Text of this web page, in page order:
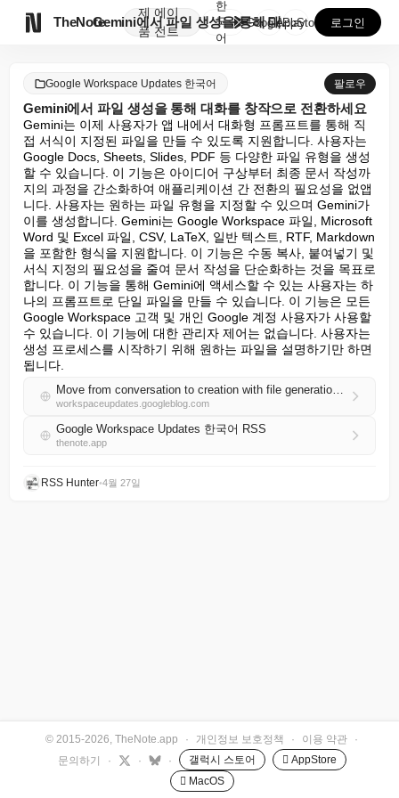
TheNote
제
품
에이
전트
Gemini에서 파일 생성을 통해 대화를 창작으로 전환...
한
국
어
GooglePlay
AppStore 로그인
Google Workspace Updates 한국어 팔로우
Gemini에서 파일 생성을 통해 대화를 창작으로 전환하세요
Gemini는 이제 사용자가 앱 내에서 대화형 프롬프트를 통해 직
접 서식이 지정된 파일을 만들 수 있도록 지원합니다. 사용자는
Google Docs, Sheets, Slides, PDF 등 다양한 파일 유형을 생성
할 수 있습니다. 이 기능은 아이디어 구상부터 최종 문서 작성까
지의 과정을 간소화하여 애플리케이션 간 전환의 필요성을 없앱
니다. 사용자는 원하는 파일 유형을 지정할 수 있으며 Gemini가
이를 생성합니다. Gemini는 Google Workspace 파일, Microsoft
Word 및 Excel 파일, CSV, LaTeX, 일반 텍스트, RTF, Markdown
을 포함한 형식을 지원합니다. 이 기능은 수동 복사, 붙여넣기 및
서식 지정의 필요성을 줄여 문서 작성을 단순화하는 것을 목표로
합니다. 이 기능을 통해 Gemini에 액세스할 수 있는 사용자는 하
나의 프롬프트로 단일 파일을 만들 수 있습니다. 이 기능은 모든
Google Workspace 고객 및 개인 Google 계정 사용자가 사용할
수 있습니다. 이 기능에 대한 관리자 제어는 없습니다. 사용자는
생성 프로세스를 시작하기 위해 원하는 파일을 설명하기만 하면
됩니다.
Move from conversation to creation with file generation in Gemini
workspaceupdates.googleblog.com
Google Workspace Updates 한국어 RSS
thenote.app
RSS Hunter•4월 27일
© 2015-2026, TheNote.app · 개인정보 보호정책 · 이용 약관
·
문의하기
· · · 갤럭시 스토어
 AppStore
 MacOS